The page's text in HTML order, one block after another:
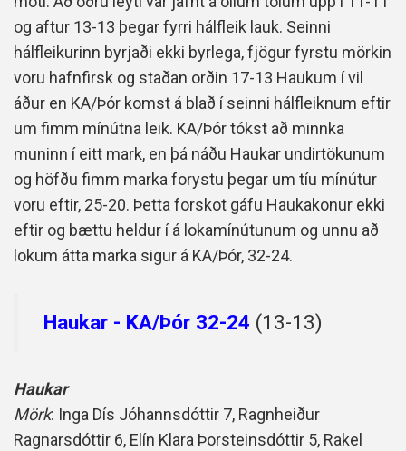
og aftur 13-13 þegar fyrri hálfleik lauk. Seinni
hálfleikurinn byrjaði ekki byrlega, fjögur fyrstu mörkin
voru hafnfirsk og staðan orðin 17-13 Haukum í vil
áður en KA/Þór komst á blað í seinni hálfleiknum eftir
um fimm mínútna leik. KA/Þór tókst að minnka
muninn í eitt mark, en þá náðu Haukar undirtökunum
og höfðu fimm marka forystu þegar um tíu mínútur
voru eftir, 25-20. Þettaforskot gáfu Haukakonur ekki
eftir og bættu heldur í á lokamínútunum og unnu að
lokum átta marka sigur á KA/Þór, 32-24.
Haukar - KA/Þór 32-24 (13-13)
Haukar
Mörk: Inga Dís Jóhannsdóttir 7, Ragnheiður
Ragnarsdóttir 6, Elín Klara Þorsteinsdóttir 5, Rakel